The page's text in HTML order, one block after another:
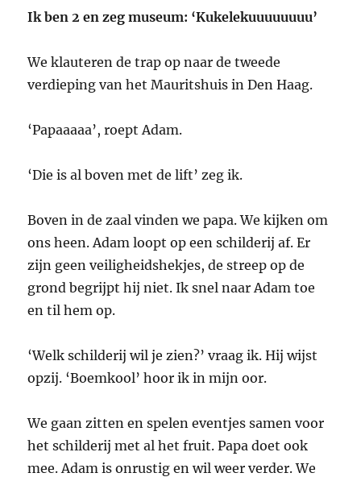
Ik ben 2 en zeg museum: ‘Kukelekuuuuuuuu’
We klauteren de trap op naar de tweede
verdieping van het Mauritshuis in Den Haag.
‘Papaaaaa’, roept Adam.
‘Die is al boven met de lift’ zeg ik.
Boven in de zaal vinden we papa. We kijken om
ons heen. Adam loopt op een schilderij af. Er
zijn geen veiligheidshekjes, de streep op de
grond begrijpt hij niet. Ik snel naar Adam toe
en til hem op.
‘Welk schilderij wil je zien?’ vraag ik. Hij wijst
opzij. ‘Boemkool’ hoor ik in mijn oor.
We gaan zitten en spelen eventjes samen voor
het schilderij met al het fruit. Papa doet ook
mee. Adam is onrustig en wil weer verder. We